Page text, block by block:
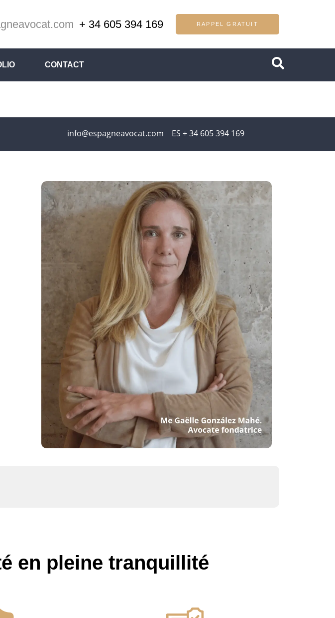
+ 34 605 394 169 RAPPEL GRATUIT
CONTACT
info@espagneavocat.com ES + 34 605 394 169
en pleine tranquillité